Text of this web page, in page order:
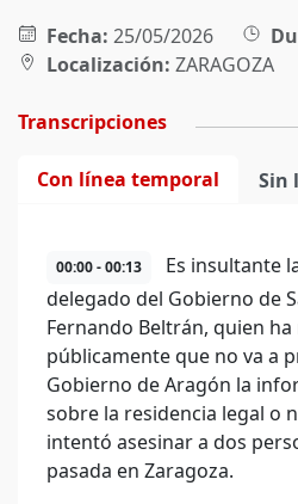
Fecha: 25/05/2026
Localización: ZARAGOZA
Transcripciones
Con línea temporal Sin
00:00 - 00:13
Es insultante
delegado del Gobierno de
Fernando Beltrán, quien
públicamente que no va a
Gobierno de Aragón la
sobre la residencia legal o
intentó asesinar a dos
pasada en Zaragoza.